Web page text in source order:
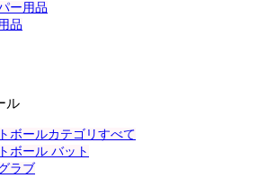
ー用品
品
ル
ボールカテゴリすべて
ボール バット
ラブ